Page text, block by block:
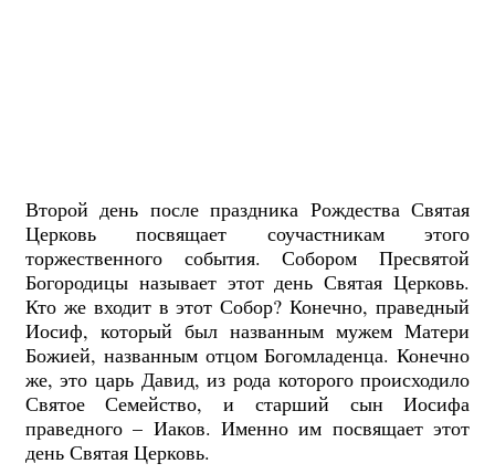
Второй день после праздника Рождества Святая
Церковь посвящает соучастникам этого
торжественного события. Собором Пресвятой
Богородицы называет этот день Святая Церковь.
Кто же входит в этот Собор? Конечно, праведный
Иосиф, который был названным мужем Матери
Божией, названным отцом Богомладенца. Конечно
же, это царь Давид, из рода которого происходило
Святое Семейство, и старший сын Иосифа
праведного – Иаков. Именно им посвящает этот
день Святая Церковь.